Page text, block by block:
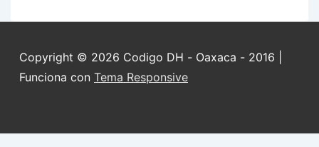
Copyright © 2026 Codigo DH - Oaxaca - 2016
Funciona con Tema Responsive